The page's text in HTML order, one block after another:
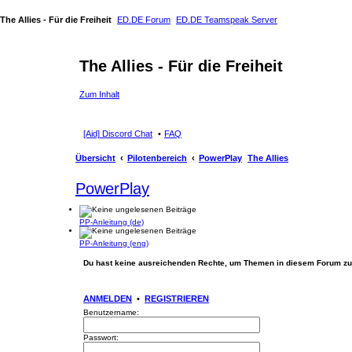
The Allies - Für die Freiheit ED.DE Forum ED.DE Teamspeak Server
The Allies - Für die Freiheit
Zum Inhalt
[Aid] Discord Chat FAQ
Übersicht Pilotenbereich PowerPlay The Allies
PowerPlay
PP-Anleitung (de)
PP-Anleitung (eng)
Du hast keine ausreichenden Rechte, um Themen in diesem Forum
ANMELDEN • REGISTRIEREN
Benutzername:
Passwort: